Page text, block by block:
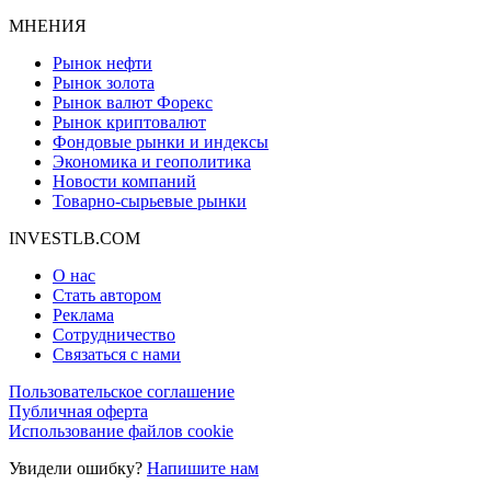
МНЕНИЯ
Рынок нефти
Рынок золота
Рынок валют Форекс
Рынок криптовалют
Фондовые рынки и индексы
Экономика и геополитика
Новости компаний
Товарно-сырьевые рынки
INVESTLB.COM
О нас
Стать автором
Реклама
Сотрудничество
Связаться с нами
Пользовательское соглашение
Публичная оферта
Использование файлов cookie
Увидели ошибку? Напишите нам